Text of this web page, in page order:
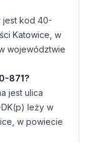
jest kod 40-
Katowice, w
województwie
871?
jest ulica
leży w
w powiecie